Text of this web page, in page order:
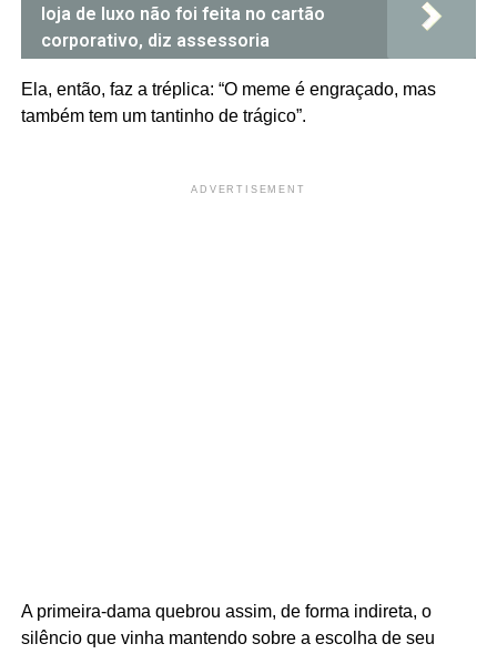
loja de luxo não foi feita no cartão
corporativo, diz assessoria
Ela, então, faz a tréplica: “O meme é engraçado, mas
também tem um tantinho de trágico”.
ADVERTISEMENT
A primeira-dama quebrou assim, de forma indireta, o
silêncio que vinha mantendo sobre a escolha de seu